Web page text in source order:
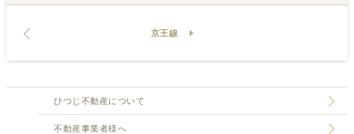
京王線
ひつじ不動産について
不動産事業者様へ